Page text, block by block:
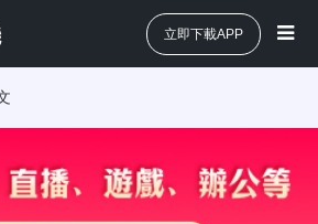
立即下載APP